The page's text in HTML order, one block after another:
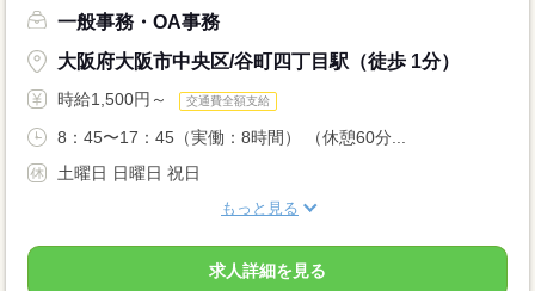
一般事務・OA事務
大阪府大阪市中央区/谷町四丁目駅（徒歩 1分）
時給1,500円～ 交通費全額支給
8：45〜17：45（実働：8時間） （休憩60分...
土曜日 日曜日 祝日
もっと見る
求人詳細を見る